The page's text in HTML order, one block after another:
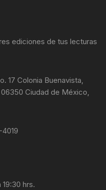
ediciones de tus lecturas
17 Colonia Buenavista,
Ciudad de México,
19:30 hrs.